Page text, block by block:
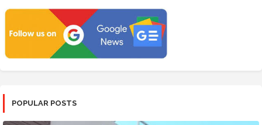
POPULAR POSTS